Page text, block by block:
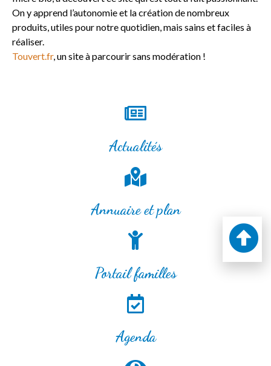
On y apprend l’autonomie et la création de nombreux
produits, utiles pour notre quotidien, mais sains et faciles à
réaliser.
Touvert.fr, un site à parcourir sans modération !
Actualités
Annuaire et plan
Portail familles
Agenda